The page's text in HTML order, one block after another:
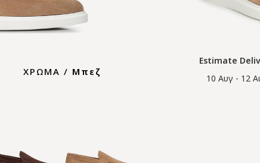
ΧΡΩΜΑ / Μπεζ
Estimate
10 Αυγ - 12